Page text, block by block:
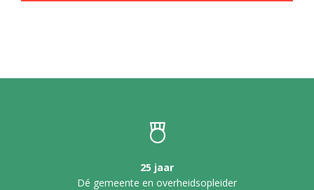
25 jaar
Dé gemeente en overheidsopleider